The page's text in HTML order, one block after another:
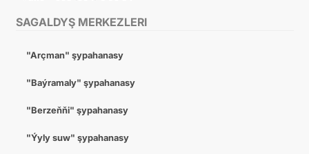
SAGALDYŞ MERKEZLERI
"Arçman" şypahanasy
"Baýramaly" şypahanasy
"Berzeňňi" şypahanasy
"Ýyly suw" şypahanasy